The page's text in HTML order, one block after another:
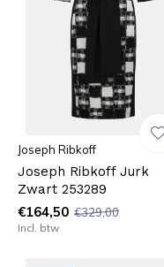
Joseph Ribkoff
Joseph Ribkoff Jurk
Zwart 253289
€164,50 €329,00
Incl. btw